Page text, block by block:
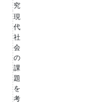
究
現
代
社
会
の
課
題
を
考